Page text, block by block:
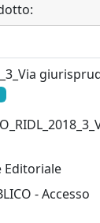
Editoriale
- Accesso